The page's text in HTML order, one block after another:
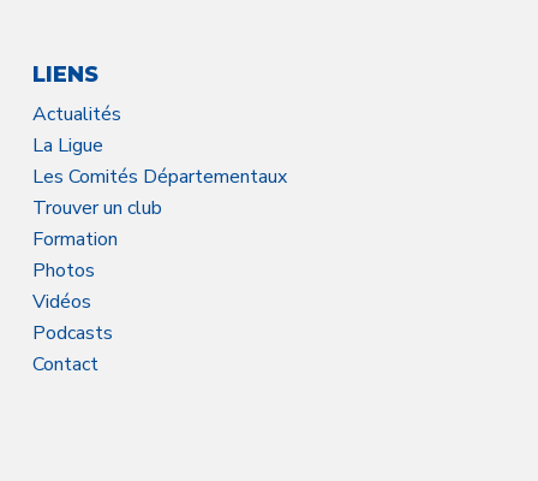
LIENS
Actualités
La Ligue
Les Comités Départementaux
Trouver un club
Formation
Photos
Vidéos
Podcasts
Contact